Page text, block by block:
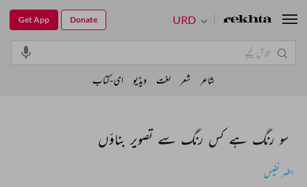
سو رنگ ہے کس رنگ سے تصویر بناؤں
اطہر نفیس
URD
Get App Donate
شاعر شعر لغت ویڈیو ای-کتاب